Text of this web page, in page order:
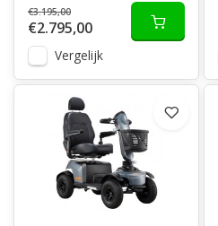
€3.195,00
€2.795,00
Vergelijk